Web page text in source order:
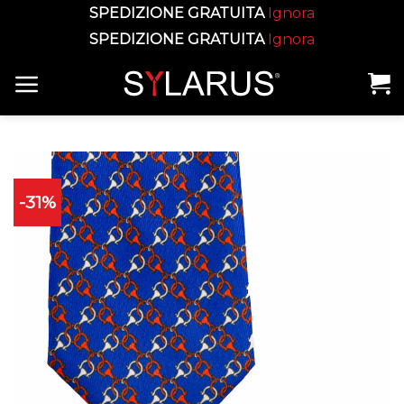
SPEDIZIONE GRATUITA Ignora
SPEDIZIONE GRATUITA Ignora
content
-31%